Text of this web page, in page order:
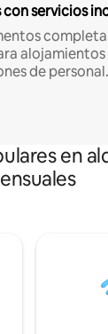
servicios
de personal.
en